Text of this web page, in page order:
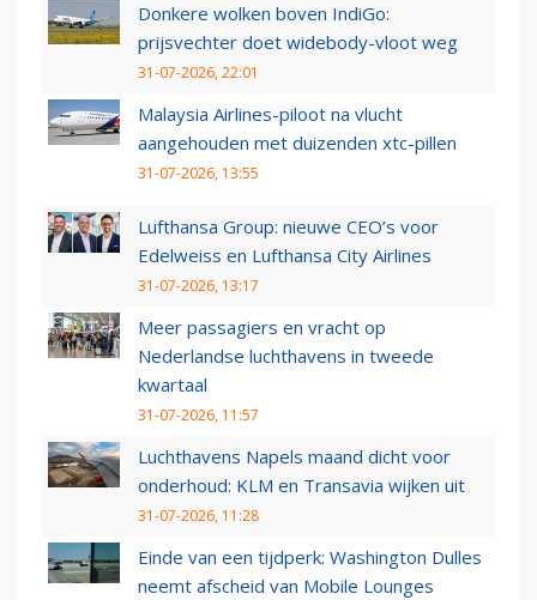
Donkere wolken boven IndiGo:
prijsvechter doet widebody-vloot weg
31-07-2026, 22:01
Malaysia Airlines-piloot na vlucht
aangehouden met duizenden xtc-pillen
31-07-2026, 13:55
Lufthansa Group: nieuwe CEO’s voor
Edelweiss en Lufthansa City Airlines
31-07-2026, 13:17
Meer passagiers en vracht op
Nederlandse luchthavens in tweede
kwartaal
31-07-2026, 11:57
Luchthavens Napels maand dicht voor
onderhoud: KLM en Transavia wijken uit
31-07-2026, 11:28
Einde van een tijdperk: Washington Dulles
neemt afscheid van Mobile Lounges